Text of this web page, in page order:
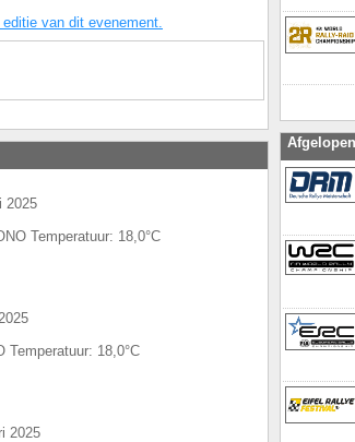
van dit evenement.
2025
Temperatuur: 18,0°C
Temperatuur: 18,0°C
2025